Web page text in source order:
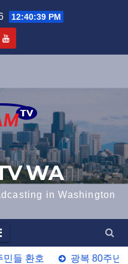
12:40:41 PM
WA
in Washington
복 80주년 나래 공연, 18회